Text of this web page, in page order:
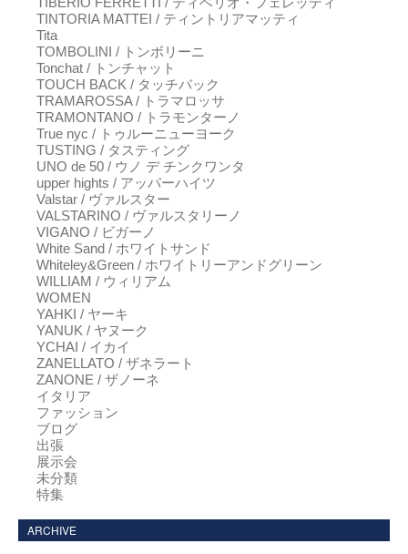
TINTORIA MATTEI / ティントリアマッティ
Tita
TOMBOLINI / トンボリーニ
Tonchat / トンチャット
TOUCH BACK / タッチバック
TRAMAROSSA / トラマロッサ
TRAMONTANO / トラモンターノ
True nyc / トゥルーニューヨーク
TUSTING / タスティング
UNO de 50 / ウノ デ チンクワンタ
upper hights / アッパーハイツ
Valstar / ヴァルスター
VALSTARINO / ヴァルスタリーノ
VIGANO / ビガーノ
White Sand / ホワイトサンド
Whiteley&Green / ホワイトリーアンドグリーン
WILLIAM / ウィリアム
WOMEN
YAHKI / ヤーキ
YANUK / ヤヌーク
YCHAI / イカイ
ZANELLATO / ザネラート
ZANONE / ザノーネ
イタリア
ファッション
ブログ
出張
展示会
未分類
特集
ARCHIVE